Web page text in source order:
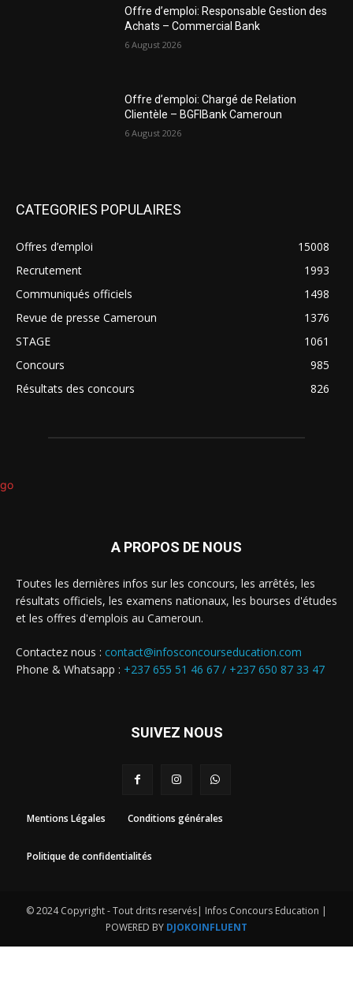
Offre d’emploi: Responsable Gestion des
Achats – Commercial Bank
6 August 2026
Offre d’emploi: Chargé de Relation
Clientèle – BGFIBank Cameroun
6 August 2026
CATEGORIES POPULAIRES
Offres d’emploi
15008
Recrutement
1993
Communiqués officiels
1498
Revue de presse Cameroun
1376
STAGE
1061
Concours
985
Résultats des concours
826
A PROPOS DE NOUS
Toutes les dernières infos sur les concours, les arrêtés, les
résultats officiels, les examens nationaux, les bourses d'études
et les offres d'emplois au Cameroun.
Contactez nous : contact@infosconcourseducation.com
Phone & Whatsapp : +237 655 51 46 67 / +237 650 87 33 47
SUIVEZ NOUS
Mentions Légales Conditions générales
Politique de confidentialités
© 2024 Copyright - Tout drits reservés| Infos Concours Education |
POWERED BY DJOKOINFLUENT